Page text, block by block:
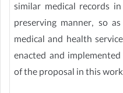
similar medical records
preserving manner, so
medical and health
enacted and
of the proposal in this